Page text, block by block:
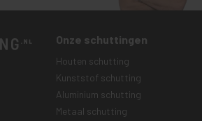
Onze schuttingen
Houten schutting
Kunststof schutting
Aluminium schutting
Metaal schutting